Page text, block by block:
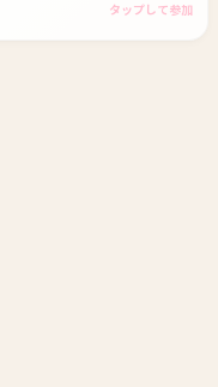
タップして参加